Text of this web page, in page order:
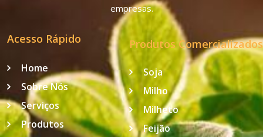
empresas.
Acesso Rápido
Home
Sobre Nós
Serviços
Produtos
Produtos Comercializados
Soja
Milho
Milheto
Feijão